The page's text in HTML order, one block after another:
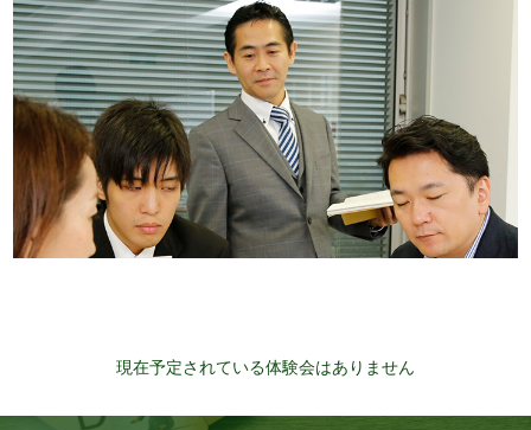
現在予定されている体験会はありません